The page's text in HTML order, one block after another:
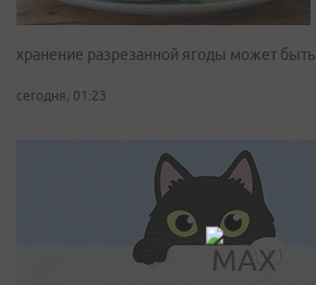
хранение разрезанной ягоды может
сегодня, 01:23